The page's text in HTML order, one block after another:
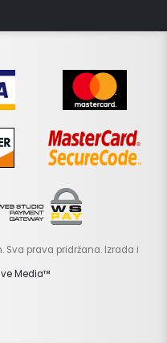
Sva prava pridržana. Izrada i
Media™